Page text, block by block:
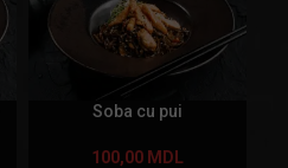
Soba cu pui
100,00 MDL